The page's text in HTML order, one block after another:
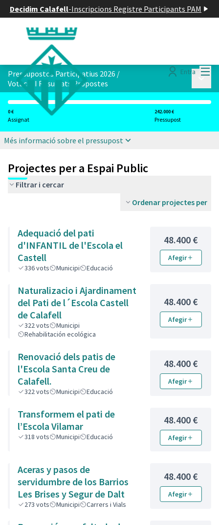
Decidim Calafell-Inscripcions Registre Participants PAM
Entra
Pressupostos Participatius 2026 /
Votació I Resultats Propostes
0 €
Assignat
242.000 €
Pressupost
Més informació sobre el pressupost
Projectes per a Espai Public
Filtrar i cercar
Ordenar projectes per
Adequació del pati
d'INFANTIL de l'Escola el
Castell
336vots Municipi Educació
48.400 €
Afegir
Naturalizacio i Ajardinament
del Pati de l´Escola Castell
de Calafell
322vots
Municipi
Rehabilitación ecológica
48.400 €
Afegir
Renovació dels patis de
l'Escola Santa Creu de
Calafell.
322vots Municipi Educació
48.400 €
Afegir
Transformem el pati de
l’Escola Vilamar
318 vots Municipi Educació
48.400 €
Afegir
Aceras y pasos de
servidumbre de los Barrios
Les Brises y Segur de Dalt
273 vots Municipi Carrers i Vials
48.400 €
Afegir